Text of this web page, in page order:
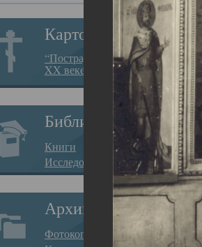
Картотека
“Пострадавшие за веру в
XX веке на Севере”
Библиотека
Книги
Исследования
Архив
Фотокопии дел